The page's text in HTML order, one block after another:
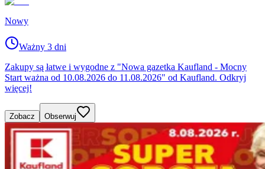
Nowy
Ważny 3 dni
Zakupy są łatwe i wygodne z "Nowa gazetka Kaufland - Mocny
Start ważna od 10.08.2026 do 11.08.2026" od Kaufland. Odkryj
więcej!
Zobacz Obserwuj